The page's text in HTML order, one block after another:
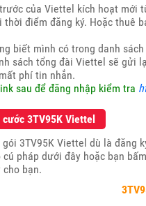
của Viettel kích hoạt mới
thời điểm đăng ký. Hoặc thuê
biết mình có trong danh
sách tổng đài Viettel sẽ gửi
phí tin nhắn.
sau để đăng nhập kiểm tra
3TV95K Viettel
3TV95K Viettel dù là đăng
pháp dưới đây hoặc bạn
bạn.